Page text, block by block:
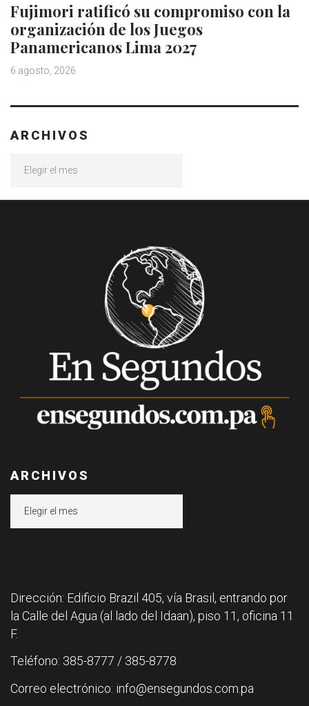
Fujimori ratificó su compromiso con la
organización de los Juegos
Panamericanos Lima 2027
6 agosto, 2026
ARCHIVOS
ARCHIVOS
Dirección: Edificio Brazil 405, vía Brasil, entrando por
la Calle del Agua (al lado del Idaan), piso 11, oficina 11
F.
Teléfono: 385-8777 / 385-8778
Correo electrónico: info@ensegundos.com.pa